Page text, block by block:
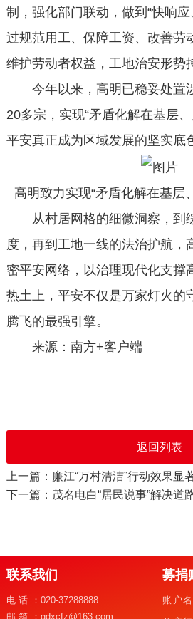
制，强化部门联动，做到“快响
过规范用工、保障工资、改善劳
维护劳动者权益，工地治安形势
今年以来，高明已稳妥处置
20多宗，实现“矛盾化解在基层
平安真正成为区域发展的坚实底
高明致力实现“矛盾化解在基层
从村居网格的细微洞察，到
度，再到工地一线的法治护航，
密平安网络，以治理现代化支撑
热土上，平安不仅是万家灯火的
腾飞的最强引擎。
来源：南方+客户端
返回列表
上一篇：廉江“万村清洁”行动效果显
下一篇：茂名电白“居民说事”解决道
联系我们
电话： 020-37288888
邮箱： gdxcfz@163.com
募捐
账户名